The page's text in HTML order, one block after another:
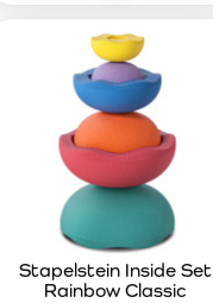
Stapelstein Inside Set
Rainbow Classic